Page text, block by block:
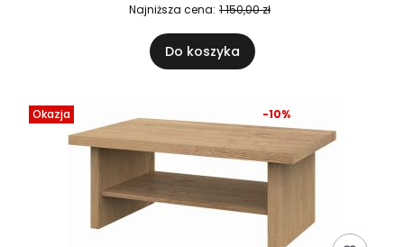
Najniższa cena: 1 150,00 zł
Do koszyka
Okazja -10%